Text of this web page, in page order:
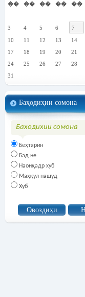
��
�� �� �� ��
3
4 5 6 7
10
11 12 13 14
17
18 19 20 21
24
25 26 27 28
31
Баҳодиҳии сомона
Баходихии сомона
Беҳтарин
Бад не
Наонқадр хуб
Маҳқул нашуд
Хуб